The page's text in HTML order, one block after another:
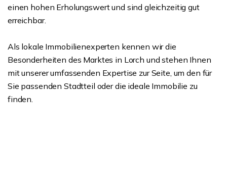
einen hohen Erholungswert und sind gleichzeitig gut
erreichbar.
Als lokale Immobilienexperten kennen wir die
Besonderheiten des Marktes in Lorch und stehen Ihnen
mit unserer umfassenden Expertise zur Seite, um den für
Sie passenden Stadtteil oder die ideale Immobilie zu
finden.